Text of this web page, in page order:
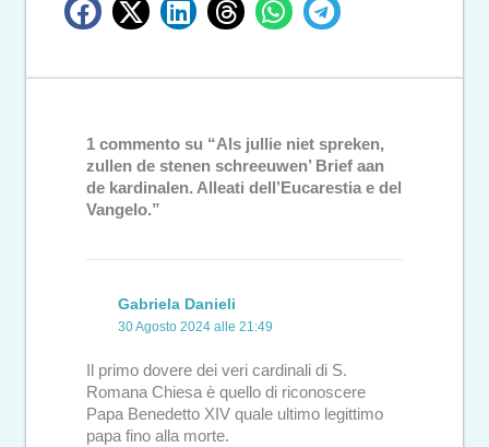
1 commento su “Als jullie niet spreken,
zullen de stenen schreeuwen’ Brief aan
de kardinalen. Alleati dell’Eucarestia e del
Vangelo.”
Gabriela Danieli
30 Agosto 2024 alle 21:49
Il primo dovere dei veri cardinali di S.
Romana Chiesa è quello di riconoscere
Papa Benedetto XIV quale ultimo legittimo
papa fino alla morte.